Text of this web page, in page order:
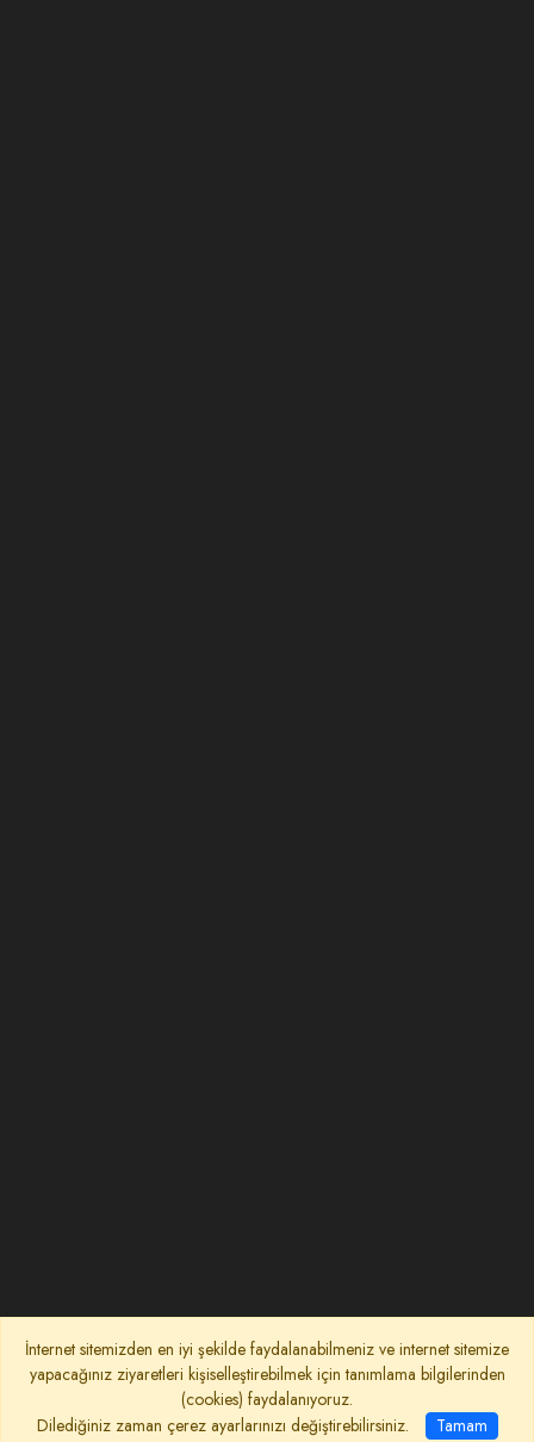
İnternet sitemizden en iyi şekilde faydalanabilmeniz ve internet sitemize
yapacağınız ziyaretleri kişiselleştirebilmek için tanımlama bilgilerinden
(cookies) faydalanıyoruz.
Dilediğiniz zaman çerez ayarlarınızı değiştirebilirsiniz.
Tamam